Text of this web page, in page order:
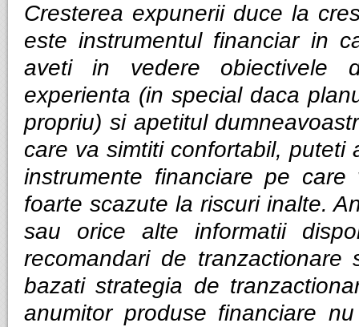
Cresterea expunerii duce la
este instrumentul financiar in
aveti in vedere obiectivele
experienta (in special daca
propriu) si apetitul
care va simtiti confortabil, puteti
instrumente financiare pe
foarte scazute la riscuri inalte.
sau orice alte informatii
recomandari de
bazati strategia de
anumitor produse financiare